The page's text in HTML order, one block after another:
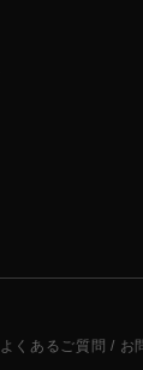
よくあるご質問 / お